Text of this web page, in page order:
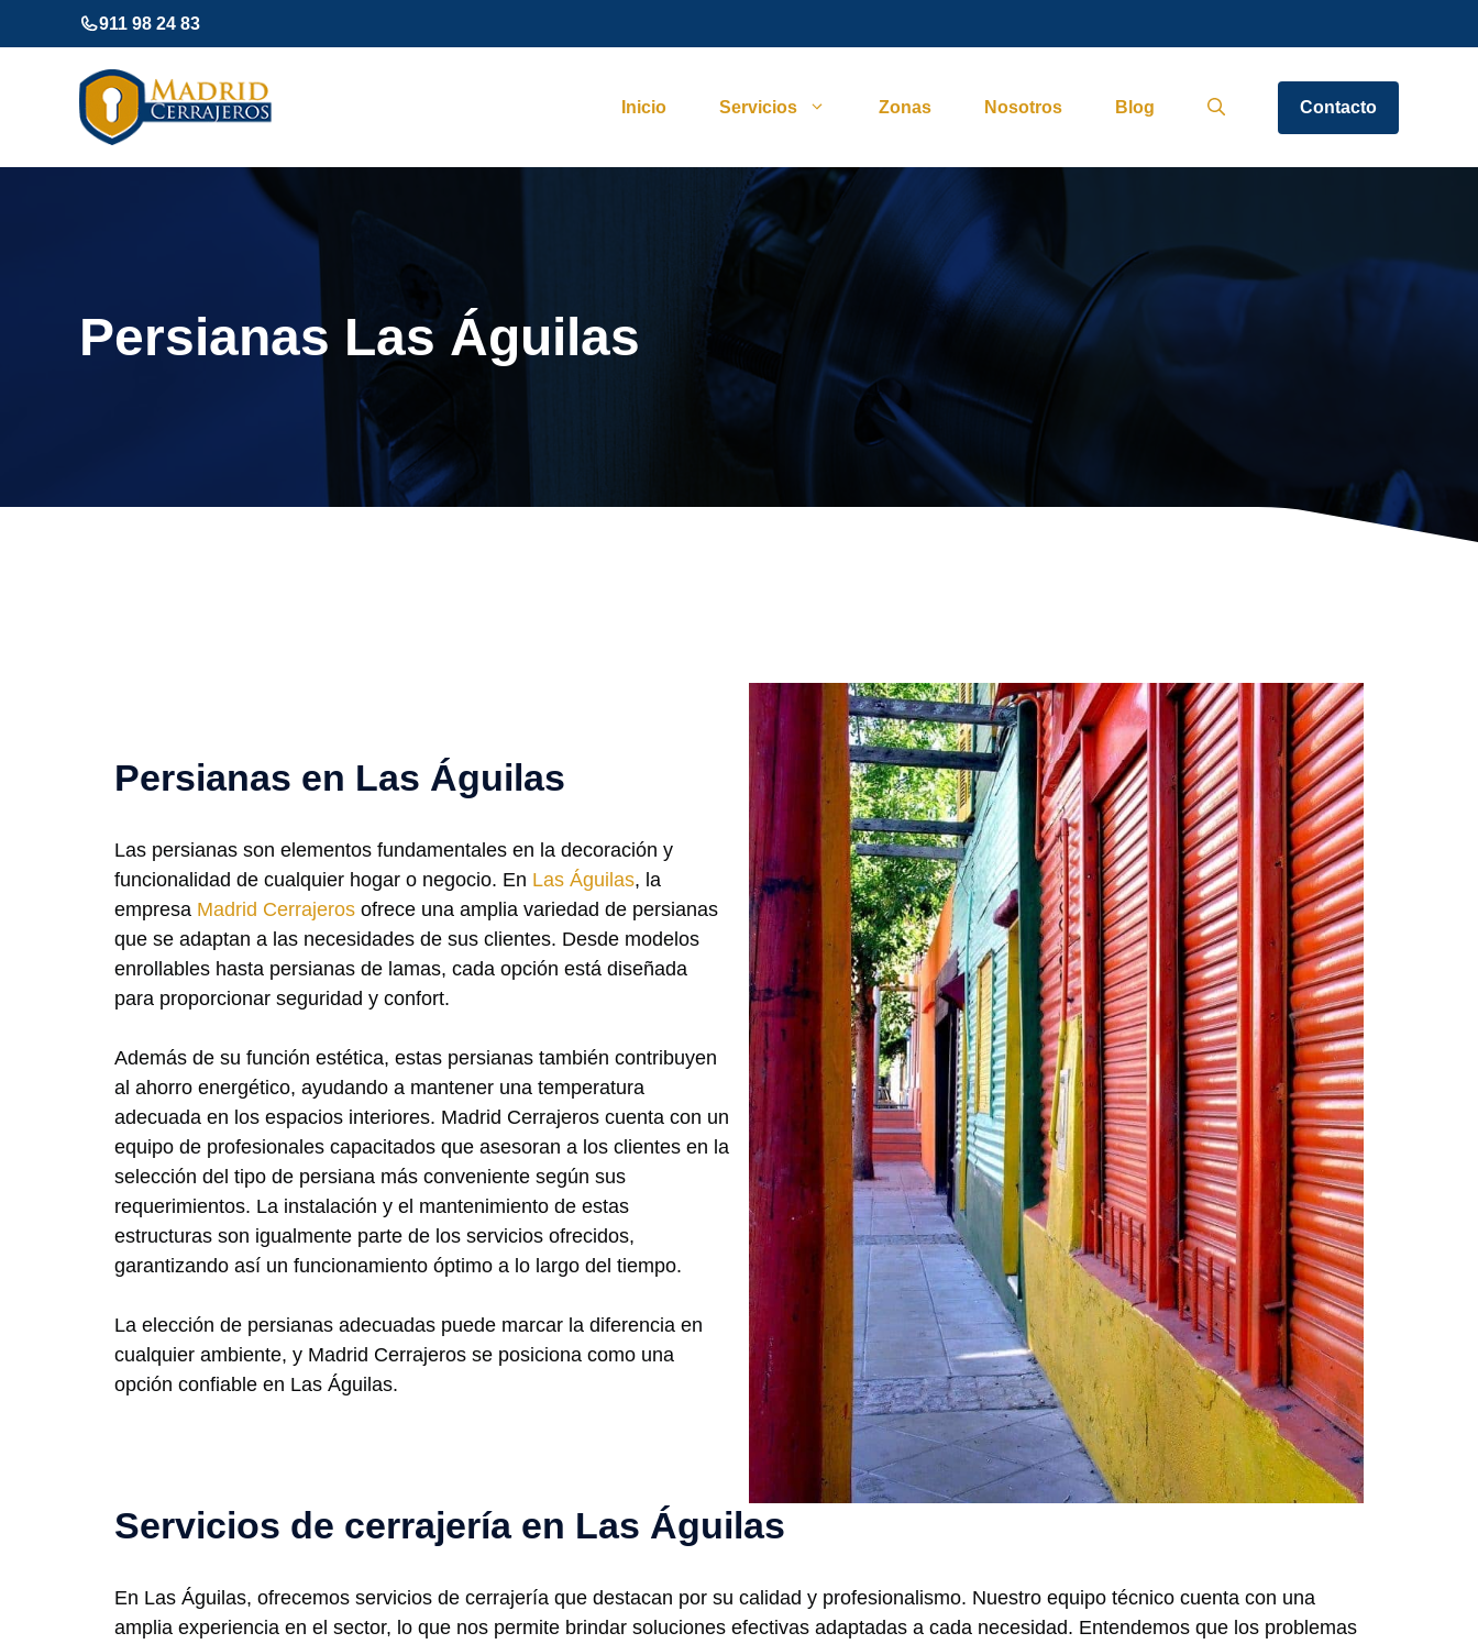
al
911 98 24 83
Inicio Servicios Zonas Nosotros Blog Contacto
Persianas Las Águilas
Persianas en Las Águilas
Las persianas son elementos fundamentales en la decoración y
funcionalidad de cualquier hogar o negocio. En Las Águilas, la
empresa Madrid Cerrajeros ofrece una amplia variedad de persianas
que se adaptan a las necesidades de sus clientes. Desde modelos
enrollables hasta persianas de lamas, cada opción está diseñada
para proporcionar seguridad y confort.
Además de su función estética, estas persianas también contribuyen
al ahorro energético, ayudando a mantener una temperatura
adecuada en los espacios interiores. Madrid Cerrajeros cuenta con un
equipo de profesionales capacitados que asesoran a los clientes en la
selección del tipo de persiana más conveniente según sus
requerimientos. La instalación y el mantenimiento de estas
estructuras son igualmente parte de los servicios ofrecidos,
garantizando así un funcionamiento óptimo a lo largo del tiempo.
La elección de persianas adecuadas puede marcar la diferencia en
cualquier ambiente, y Madrid Cerrajeros se posiciona como una
opción confiable en Las Águilas.
Servicios de cerrajería en Las Águilas
En Las Águilas, ofrecemos servicios de cerrajería que destacan por su calidad y profesionalismo. Nuestro equipo técnico cuenta con una
amplia experiencia en el sector, lo que nos permite brindar soluciones efectivas adaptadas a cada necesidad. Entendemos que los problemas